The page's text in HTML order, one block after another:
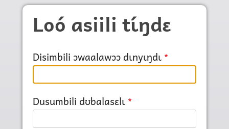
Skip to main content
Loó asiili tɩ́ŋdɛ
Disimbili ɔwaalawɔɔ dɩnyɩŋdɩ
Dusumbili dʊbalasɛlɩ